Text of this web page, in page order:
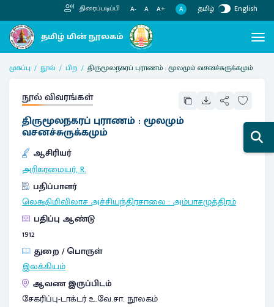
திரைப்படிப்பி A- A A+ A தமிழ் English
முகப்பு நூல் பிற திருமூலநகரப் புராணம் : மூலமும் வசனச்சுருக்கமும்
நூல் விவரங்கள்
திருமூலநகரப் புராணம் : மூலமும்
வசனச்சுருக்கமும்
ஆசிரியர்
அரிகரமையர், R.
பதிப்பாளர்
லெக்ஷிமிவிலாச அச்சியந்திரசாலை:அம்பாசமுத்திரம்
பதிப்பு ஆண்டு
1912
துறை / பொருள்
இலக்கியம்
ஆவண இருப்பிடம்
சேகரிப்பு-டாக்டர் உ.வே.சா. நூலகம்